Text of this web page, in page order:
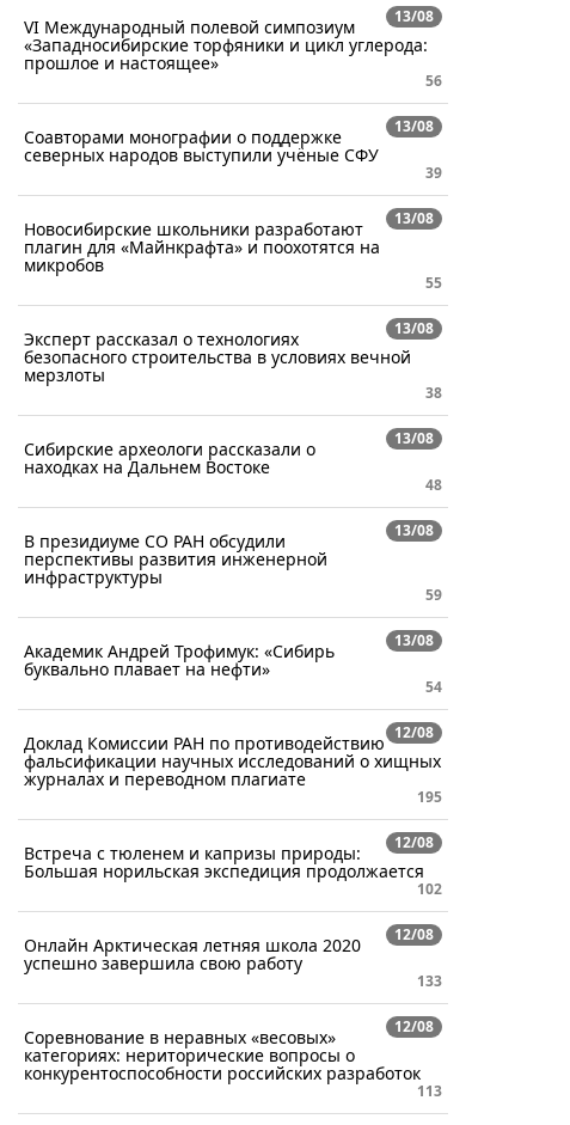
13/08
VI Международный полевой симпозиум
«Западносибирские торфяники и цикл углерода:
прошлое и настоящее»
56
13/08
Cоавторами монографии о поддержке
северных народов выступили учёные СФУ
39
13/08
Новосибирские школьники разработают
плагин для «Майнкрафта» и поохотятся на
микробов
55
13/08
Эксперт рассказал о технологиях
безопасного строительства в условиях вечной
мерзлоты
38
13/08
Сибирские археологи рассказали о
находках на Дальнем Востоке
48
13/08
В президиуме СО РАН обсудили
перспективы развития инженерной
инфраструктуры
59
13/08
Академик Андрей Трофимук: «Сибирь
буквально плавает на нефти»
54
12/08
Доклад Комиссии РАН по противодействию
фальсификации научных исследований о хищных
журналах и переводном плагиате
195
12/08
Встреча с тюленем и капризы природы:
Большая норильская экспедиция продолжается
102
12/08
Онлайн Арктическая летняя школа 2020
успешно завершила свою работу
133
12/08
Соревнование в неравных «весовых»
категориях: нериторические вопросы о
конкурентоспособности российских разработок
113